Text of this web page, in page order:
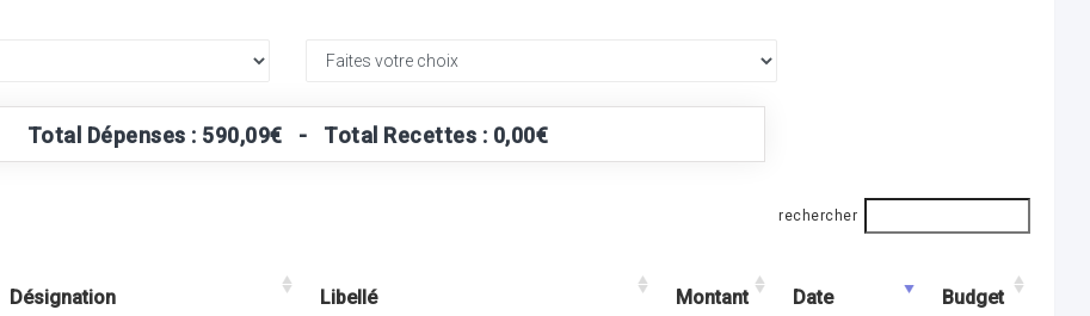
Total Dépenses : 590,09€ - Total Recettes : 0,00€
rechercher
Désignation
Libellé Montant Date Budget